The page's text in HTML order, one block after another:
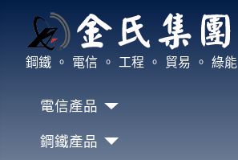
鋼鐵 。 電信 。 工程 。 貿易 。 綠能
電信產品
鋼鐵產品